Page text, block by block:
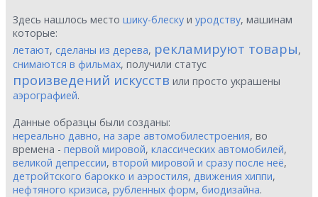
Здесь нашлось место шику-блеску и уродству, машинам
которые:
летают, сделаны из дерева, рекламируют товары,
снимаются в фильмах, получили статус
произведений искусств или просто украшены
аэрографией.
Данные образцы были созданы:
нереально давно, на заре автомобилестроения, во
времена - первой мировой, классических автомобилей,
великой депрессии, второй мировой и сразу после неё,
детройтского барокко и аэростиля, движения хиппи,
нефтяного кризиса, рубленных форм, биодизайна.